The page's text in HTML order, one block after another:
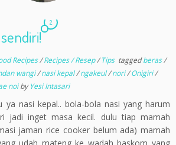
2
Recipes/Recipes / Resep/Tips taggedberas/
wangi/nasi kepal/ngakeul/nori/Onigiri/
noibyYesi Intasari
ya nasi kepal.. bola-bola nasi yang harum
jadi inget masa kecil. dulu tiap mamah
jaman rice cooker belum ada) mamah